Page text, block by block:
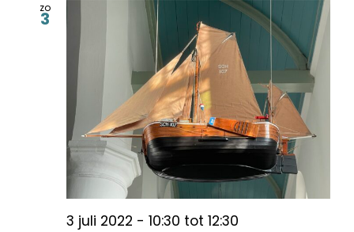
zo
3
3 juli 2022 - 10:30 tot 12:30